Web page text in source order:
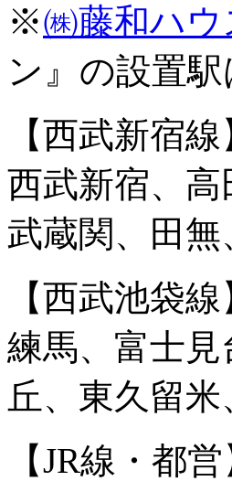
※㈱藤和ハウ
ン』の設置
【西武新宿線
西武新宿、
武蔵関、田
【西武池袋線
練馬、富士
丘、東久留
【JR線・都営